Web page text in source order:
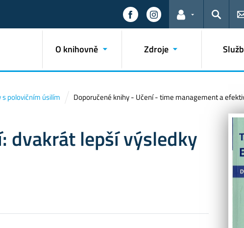
Odkazy proHledat
O knihovně Zdroje
polovičním úsilím Doporučené knihy - Učení - time management a
dvakrát lepší výsledky